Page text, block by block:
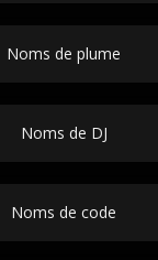
Noms de plume
Noms de DJ
Noms de code